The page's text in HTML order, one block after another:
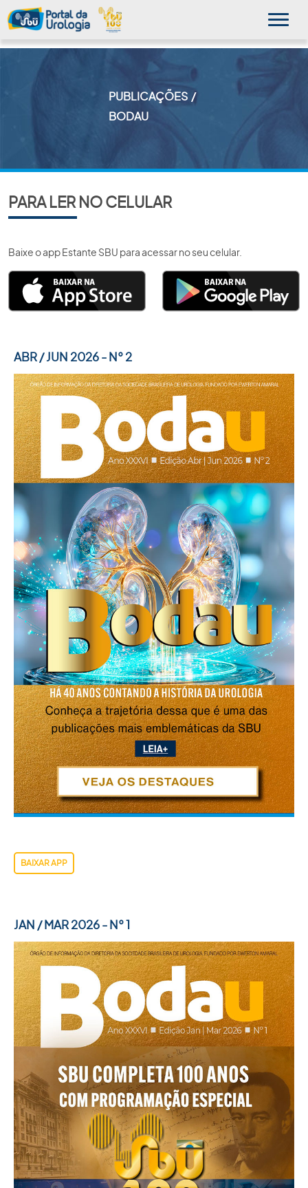
SBU NO CONSULTÓRIO
EDUCAÇÃO CONTINUADA
CONTATO
PUBLICAÇÕES
BODAU
PARA LER NO CELULAR
Baixe o app Estante SBU para acessar no seu celular.
ABR / JUN 2026 - N° 2
BAIXAR APP
JAN / MAR 2026 - N° 1